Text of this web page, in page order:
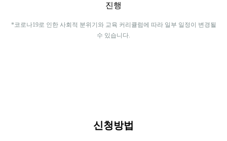
진행
*코로나19로 인한 사회적 분위기와 교육 커리큘럼에 따라 일부 일정이 변경될
수 있습니다.
신청방법